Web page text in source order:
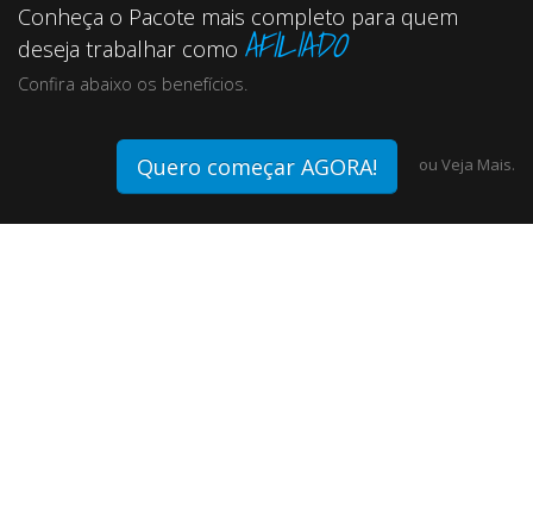
Conheça o Pacote mais completo para quem
deseja trabalhar como AFILIADO
Confira abaixo os benefícios.
Quero começar AGORA! ou Veja Mais.